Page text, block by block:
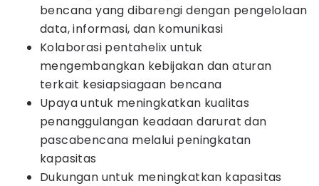
bencana yang dibarengi dengan pengelolaan
data, informasi, dan komunikasi
Kolaborasi pentahelix untuk
mengembangkan kebijakan dan aturan
terkait kesiapsiagaan bencana
Upaya untuk meningkatkan kualitas
penanggulangan keadaan darurat dan
pascabencana melalui peningkatan
kapasitas
Dukungan untuk meningkatkan kapasitas